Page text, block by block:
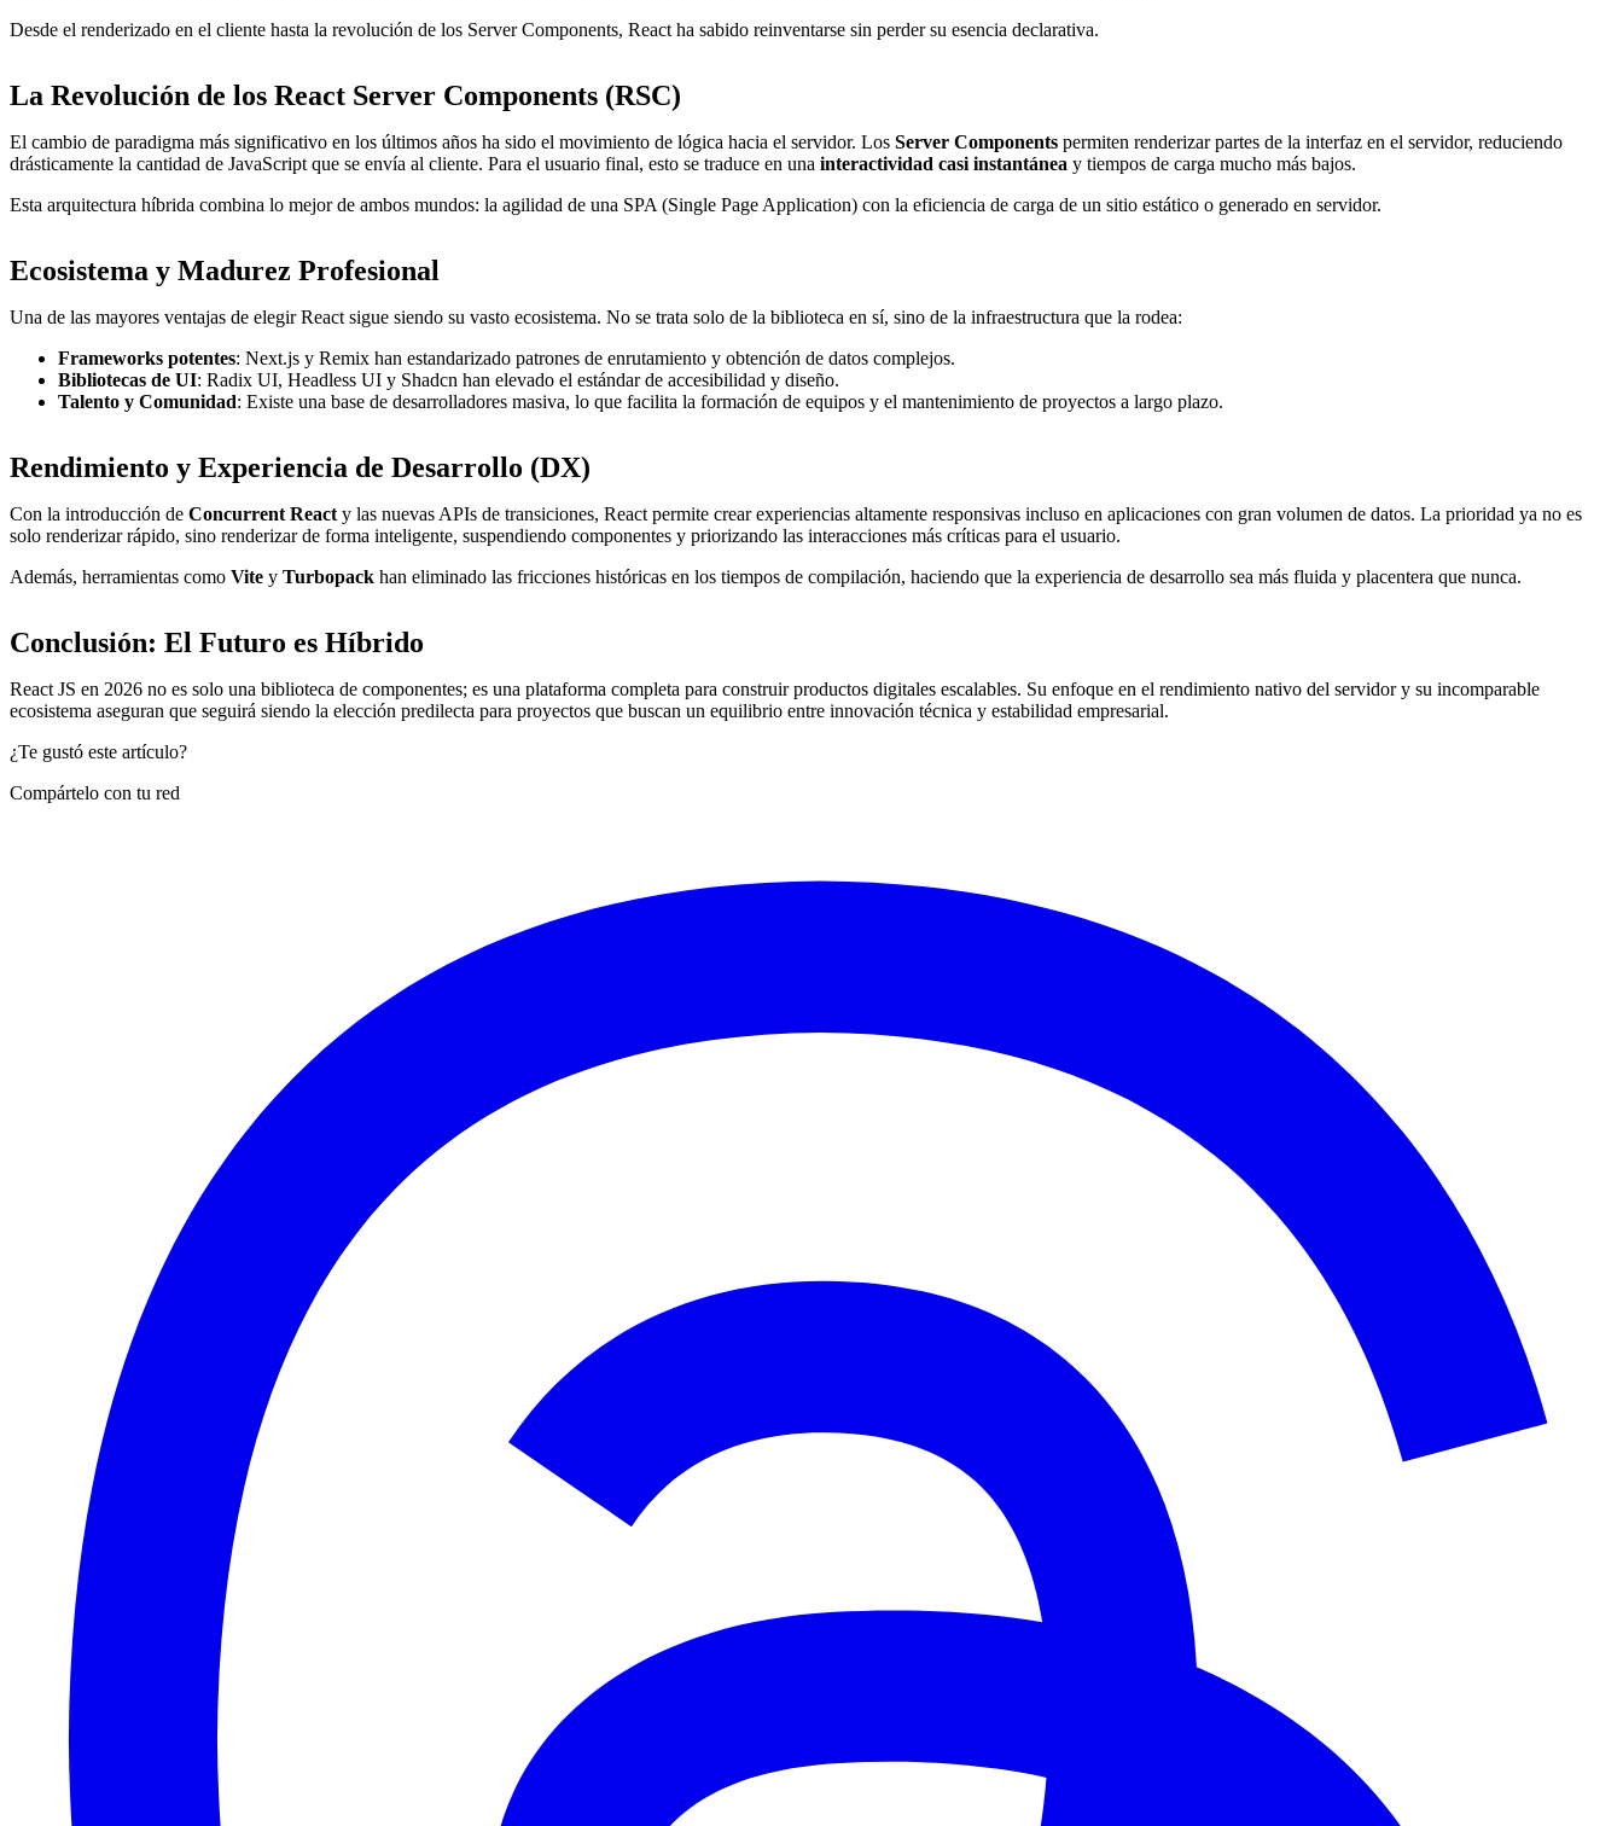
Desde el renderizado en el cliente hasta la revolución de los Server Components, React ha sabido reinventarse sin perder su esencia declarativa.
La Revolución de los React Server Components (RSC)
El cambio de paradigma más significativo en los últimos años ha sido el movimiento de lógica hacia el servidor. Los Server Components permiten renderizar partes de la interfaz en el servidor, reduciendo
drásticamente la cantidad de JavaScript que se envía al cliente. Para el usuario final, esto se traduce en una interactividad casi instantánea y tiempos de carga mucho más bajos.
Esta arquitectura híbrida combina lo mejor de ambos mundos: la agilidad de una SPA (Single Page Application) con la eficiencia de carga de un sitio estático o generado en servidor.
Ecosistema y Madurez Profesional
Una de las mayores ventajas de elegir React sigue siendo su vasto ecosistema. No se trata solo de la biblioteca en sí, sino de la infraestructura que la rodea:
Frameworks potentes: Next.js y Remix han estandarizado patrones de enrutamiento y obtención de datos complejos.
Bibliotecas de UI: Radix UI, Headless UI y Shadcn han elevado el estándar de accesibilidad y diseño.
Talento y Comunidad: Existe una base de desarrolladores masiva, lo que facilita la formación de equipos y el mantenimiento de proyectos a largo plazo.
Rendimiento y Experiencia de Desarrollo (DX)
Con la introducción de Concurrent React y las nuevas APIs de transiciones, React permite crear experiencias altamente responsivas incluso en aplicaciones con gran volumen de datos. La prioridad ya no es
solo renderizar rápido, sino renderizar de forma inteligente, suspendiendo componentes y priorizando las interacciones más críticas para el usuario.
Además, herramientas como Vite y Turbopack han eliminado las fricciones históricas en los tiempos de compilación, haciendo que la experiencia de desarrollo sea más fluida y placentera que nunca.
Conclusión: El Futuro es Híbrido
React JS en 2026 no es solo una biblioteca de componentes; es una plataforma completa para construir productos digitales escalables. Su enfoque en el rendimiento nativo del servidor y su incomparable
ecosistema aseguran que seguirá siendo la elección predilecta para proyectos que buscan un equilibrio entre innovación técnica y estabilidad empresarial.
¿Te gustó este artículo?
Compártelo con tu red